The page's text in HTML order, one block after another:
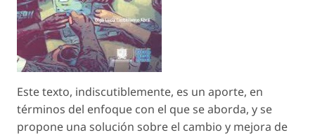
Este texto, indiscutiblemente, es un aporte, en
términos del enfoque con el que se aborda, y se
propone una solución sobre el cambio y mejora de